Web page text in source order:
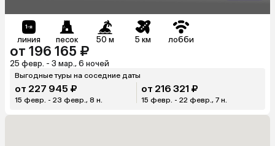
линия песок 50 м 5 км лобби
от 196 165 ₽
25 февр. - 3 мар., 6 ночей
Выгодные туры на соседние даты
от 227 945 ₽
15 февр. - 23 февр., 8 н.
от 216 321 ₽
15 февр. - 22 февр., 7 н.